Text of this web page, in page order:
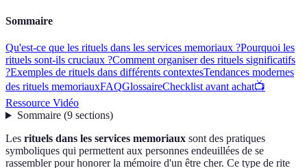
Sommaire
Qu'est-ce que les rituels dans les services memoriaux ?Pourquoi les
rituels sont-ils cruciaux ?Comment organiser des rituels significatifs
?Exemples de rituels dans différents contextesTendances modernes
des rituels memoriauxFAQGlossaireChecklist avant achat📺
Ressource Vidéo
Sommaire(9 sections)
Les rituels dans les services memoriaux sont des pratiques
symboliques qui permettent aux personnes endeuillées de se
rassembler pour honorer la mémoire d'un être cher. Ce type de rite